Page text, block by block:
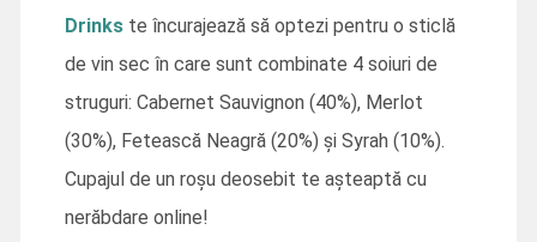
Drinks te încurajează să optezi pentru o sticlă
de vin sec în care sunt combinate 4 soiuri de
struguri: Cabernet Sauvignon (40%), Merlot
(30%), Fetească Neagră (20%) și Syrah (10%).
Cupajul de un roșu deosebit te așteaptă cu
nerăbdare online!